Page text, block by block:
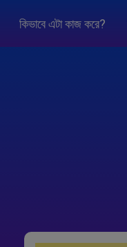
কিভাবে এটা কাজ করে?